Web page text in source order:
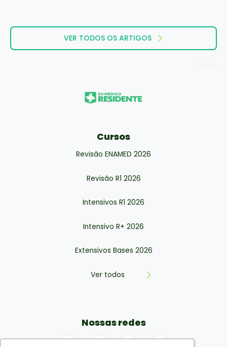
VER TODOS OS ARTIGOS
Cursos
Revisão ENAMED 2026
Revisão R1 2026
Intensivos R1 2026
Intensivo R+ 2026
Extensivos Bases 2026
Ver todos
Nossas redes